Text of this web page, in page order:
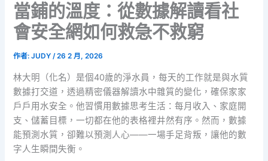
當鋪的溫度：從數據解讀看社
會安全網如何救急不救窮
作者:JUDY/26 2 月, 2026
林大明（化名）是個40歲的淨水員，每天的工作就是與水質
數據打交道，透過精密儀器解讀水中雜質的變化，確保家家
戶戶用水安全。他習慣用數據思考生活：每月收入、家庭開
支、儲蓄目標，一切都在他的表格裡井然有序。然而，數據
能預測水質，卻難以預測人心——一場手足背叛，讓他的數
字人生瞬間失衡。